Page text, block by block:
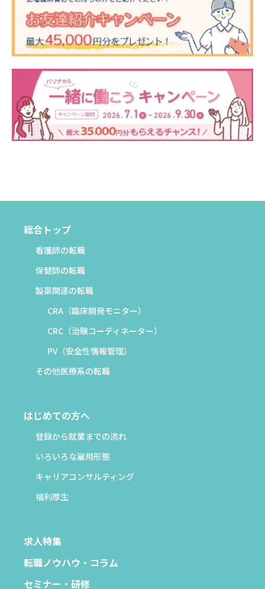
総合トップ
看護師の転職
保健師の転職
製薬関連の転職
CRA（臨床開発モニター）
CRC（治験コーディネーター）
PV（安全性情報管理）
その他医療系の転職
はじめての方へ
登録から就業までの流れ
いろいろな雇用形態
キャリアコンサルティング
福利厚生
求人特集
転職ノウハウ・コラム
セミナー・研修